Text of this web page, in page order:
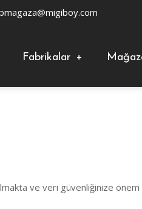
Fabrikalar +
ve veri güvenliğinize